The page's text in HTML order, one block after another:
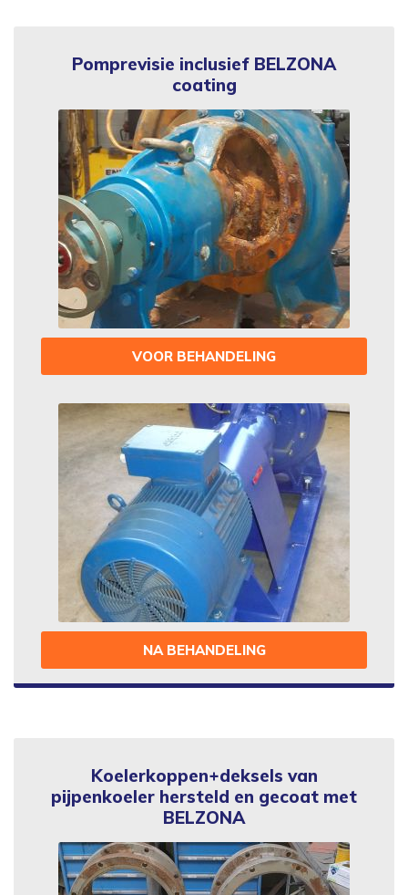
Pomprevisie inclusief BELZONA
coating
VOOR BEHANDELING
NA BEHANDELING
Koelerkoppen+deksels van
pijpenkoeler hersteld en gecoat met
BELZONA